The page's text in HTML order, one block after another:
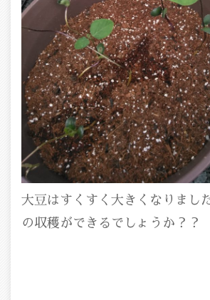
大豆はすくすく大きくなりまし
の収穫ができるでしょうか？？